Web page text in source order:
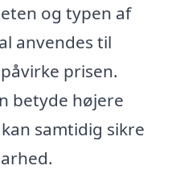
og typen af
anvendes til
prisen.
betyde højere
samtidig sikre